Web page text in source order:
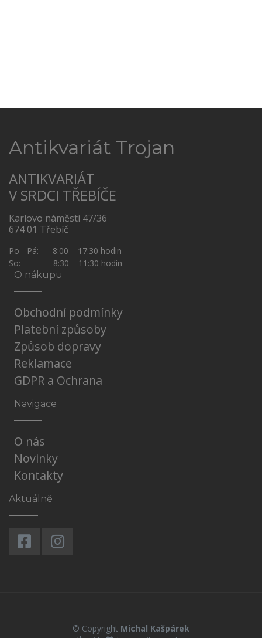
Antikvariát Trojan
ANTIKVARIÁT
V SRDCI TŘEBÍČE
Karlovo náměstí 47/36
674 01 Třebíč
Po - Pá: 8:00 – 17:30 hodin
So: 8:30 – 11:30 hodin
O nákupu
Obchodní podmínky
Platební způsoby
Způsob dopravy
Reklamace
GDPR a Ochrana
Navigace
O nás
Novinky
Kontakty
Aktuálně
© Copyright Michal Kašpárek